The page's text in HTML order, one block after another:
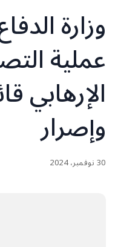
وزارة
عملية
الإرهابي
وإصرار
30 نوفمبر، 2024